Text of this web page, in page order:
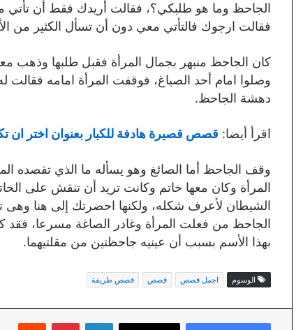
الجاحظ وما هو طلبكي؟، فقالت أريدك فقط أن تأتي
فقالت ارجوك فالتأتي معي دون أن تسأل الكثير من
كان الجاحظ منبهر بجمال المرأة فقبل طلبها
وصلوا امام أحد الصياغ، فوقفت المرأة امامه
دهشة الجاحظ.
اقرأ أيضا: قصص قصيرة هادفة للكبار بعنوان اختر ان
وقف الجاحظ أما الصائغ وهو يسأله ما الذي تقصده
المرأة وكان معها خاتم وكانت تريد أن تنقش على
الشيطان لأعرف شكله، ولكنها احضرتك إلى هنا
الجاحظ من فعلت المرأة وغادر الصاغة مسرعا،
بهذا الأسم بسبب أن عينيه جاحظتين من مقلتيهما.
الوسوم اجمل قصص قصص قصص طريفة
لينكدإن بينتيريست